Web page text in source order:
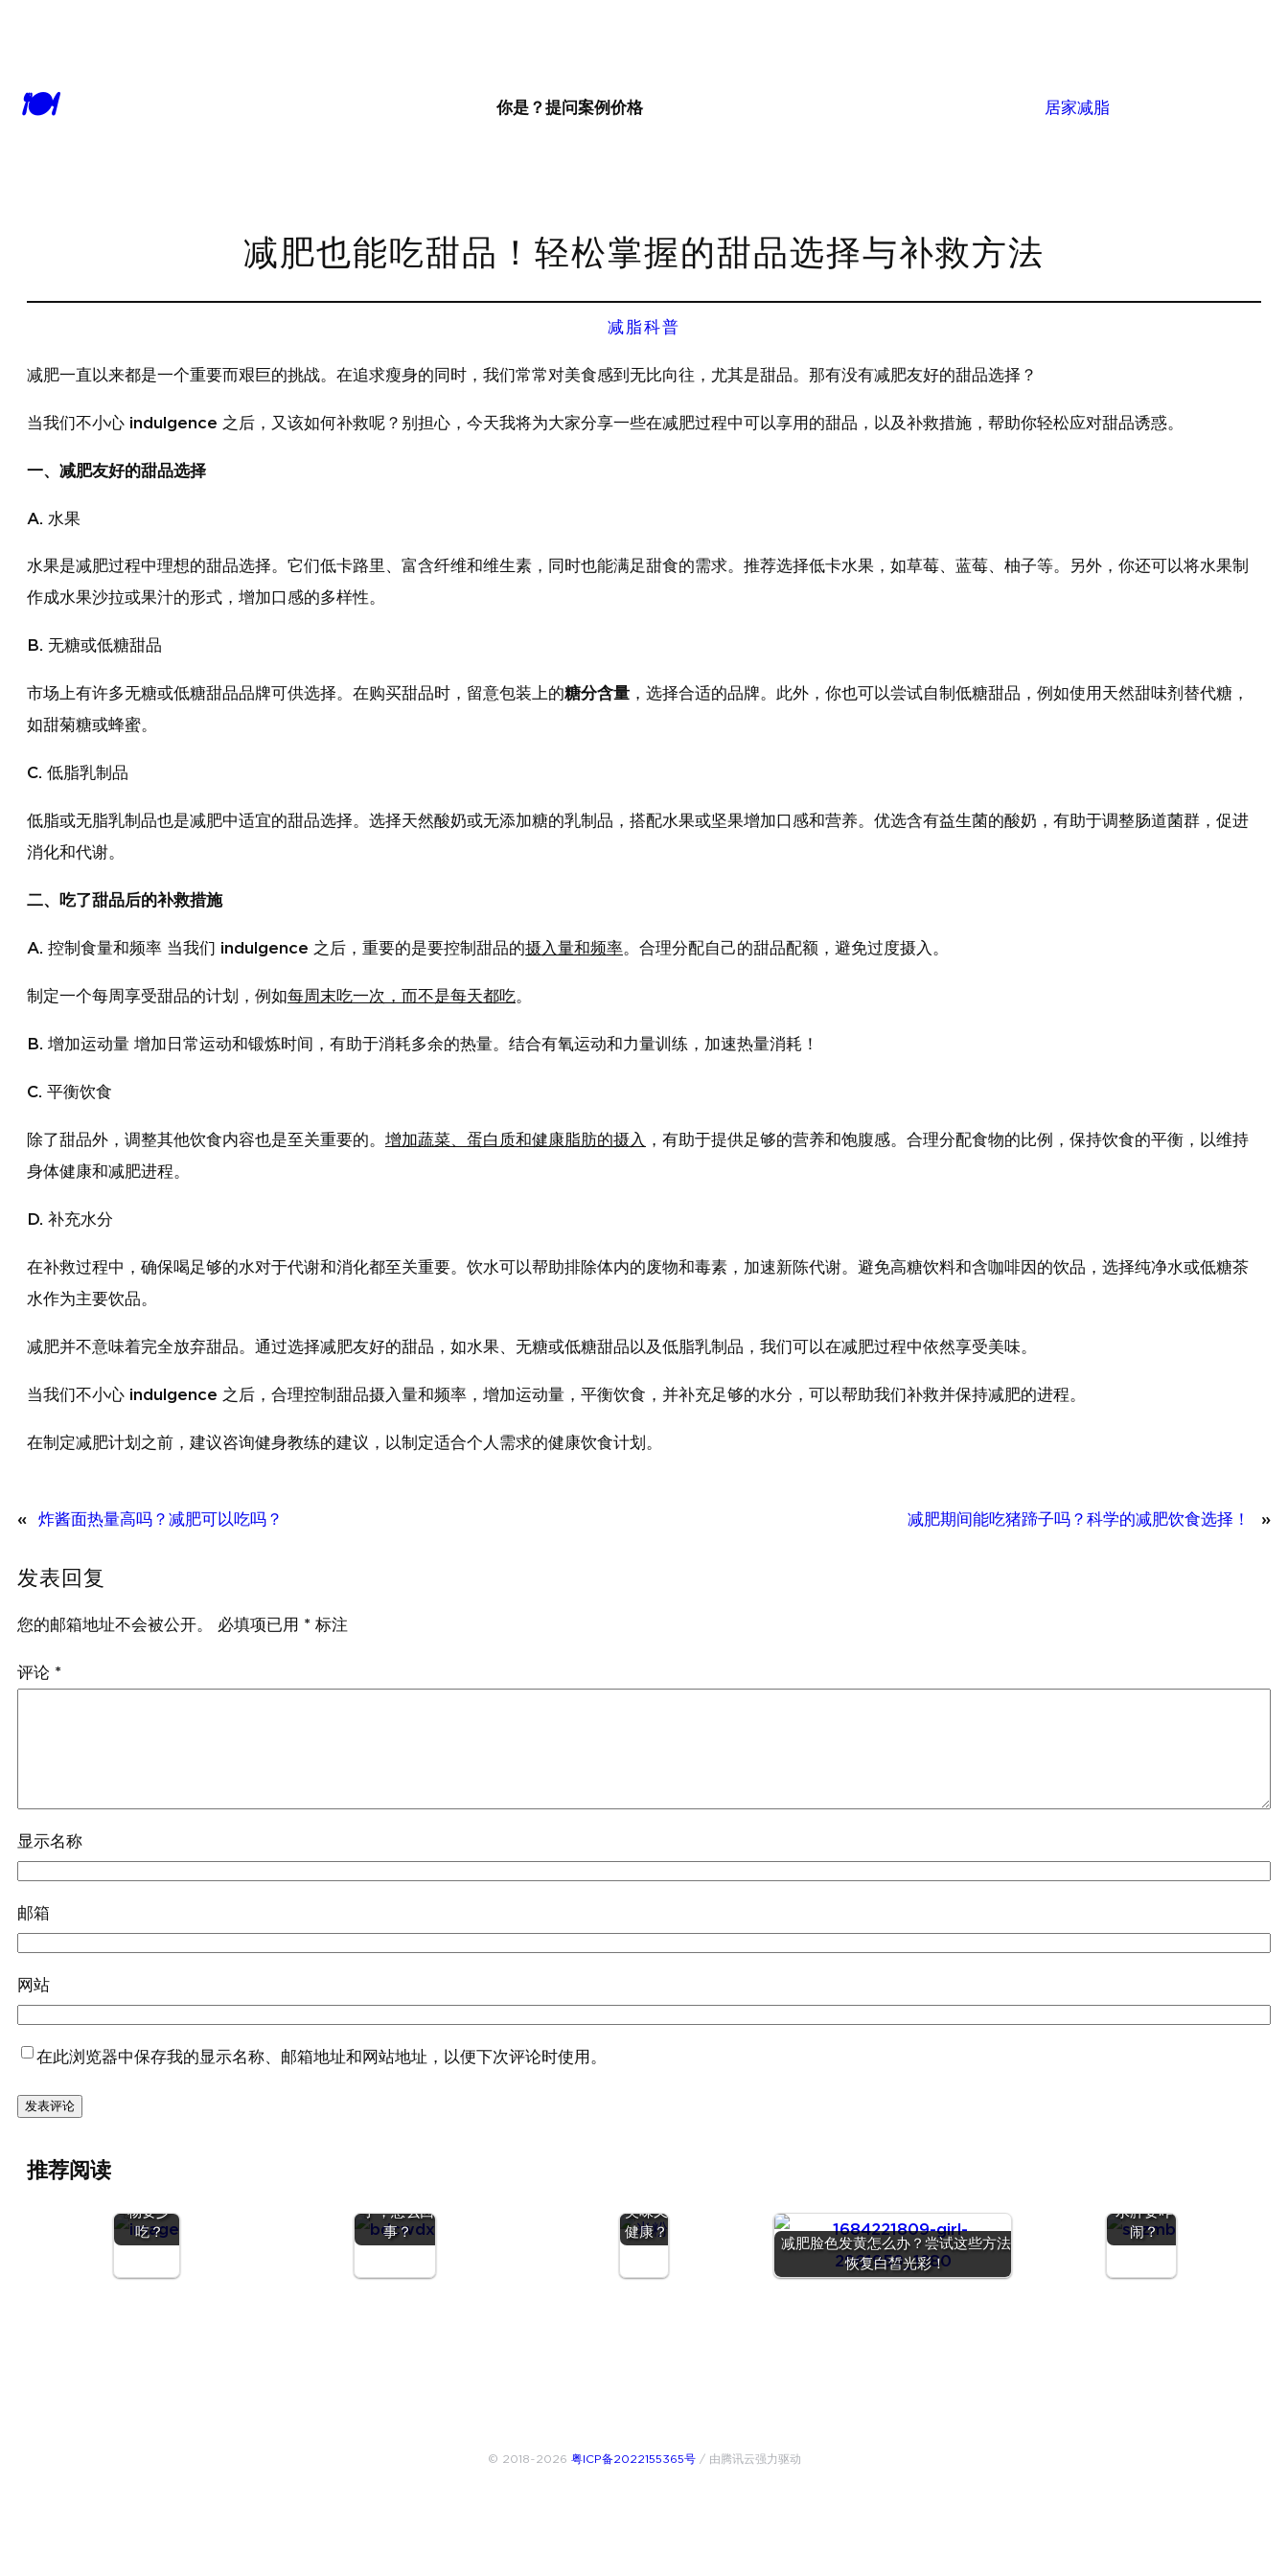
🍽 你是？ 提问案例价格 居家减脂
减肥也能吃甜品！轻松掌握的甜品选择与补救方法
减脂科普
减肥一直以来都是一个重要而艰巨的挑战。在追求瘦身的同时，我们常常对美食感到无比向往，尤其是甜品。那有没有减肥友好的甜品选择？
当我们不小心 indulgence 之后，又该如何补救呢？别担心，今天我将为大家分享一些在减肥过程中可以享用的甜品，以及补救措施，帮助你轻松应对甜品诱惑。
一、减肥友好的甜品选择
A. 水果
水果是减肥过程中理想的甜品选择。它们低卡路里、富含纤维和维生素，同时也能满足甜食的需求。推荐选择低卡水果，如草莓、蓝莓、柚子等。另外，你还可以将水果制
作成水果沙拉或果汁的形式，增加口感的多样性。
B. 无糖或低糖甜品
市场上有许多无糖或低糖甜品品牌可供选择。在购买甜品时，留意包装上的糖分含量 ，选择合适的品牌。此外，你也可以尝试自制低糖甜品，例如使用天然甜味剂替代糖，
如甜菊糖或蜂蜜。
C. 低脂乳制品
低脂或无脂乳制品也是减肥中适宜的甜品选择。选择天然酸奶或无添加糖的乳制品，搭配水果或坚果增加口感和营养。优选含有益生菌的酸奶，有助于调整肠道菌群，促进
消化和代谢。
二、吃了甜品后的补救措施
A. 控制食量和频率 当我们 indulgence 之后，重要的是要控制甜品的摄入量和频率。合理分配自己的甜品配额，避免过度摄入。
制定一个每周享受甜品的计划，例如每周末吃一次，而不是每天都吃。
B. 增加运动量 增加日常运动和锻炼时间，有助于消耗多余的热量。结合有氧运动和力量训练，加速热量消耗！
C. 平衡饮食
除了甜品外，调整其他饮食内容也是至关重要的。 增加蔬菜、蛋白质和健康脂肪的摄入
，有助于提供足够的营养和饱腹感。合理分配食物的比例，保持饮食的平衡，以维持
身体健康和减肥进程。
D. 补充水分
在补救过程中，确保喝足够的水对于代谢和消化都至关重要。饮水可以帮助排除体内的废物和毒素，加速新陈代谢。避免高糖饮料和含咖啡因的饮品，选择纯净水或低糖茶
水作为主要饮品。
减肥并不意味着完全放弃甜品。通过选择减肥友好的甜品，如水果、无糖或低糖甜品以及低脂乳制品，我们可以在减肥过程中依然享受美味。
当我们不小心 indulgence 之后，合理控制甜品摄入量和频率，增加运动量，平衡饮食，并补充足够的水分，可以帮助我们补救并保持减肥的进程。
在制定减肥计划之前，建议咨询健身教练的建议，以制定适合个人需求的健康饮食计划。
« 炸酱面热量高吗？减肥可以吃吗？ 减肥期间能吃猪蹄子吗？科学的减肥饮食选择！ »
发表回复
您的邮箱地址不会被公开。 必填项已用 * 标注
评论 *
显示名称
邮箱
网站
在此浏览器中保存我的显示名称、邮箱地址和网站地址，以便下次评论时使用。
推荐阅读
物要少
吃？
了，怎么回
事？
美味又
健康？
减肥脸色发黄怎么办？尝试这些方法
恢复白皙光彩！
水肿要咋
闹？
© 2018~2026 粤ICP备2022155365号/ 由腾讯云强力驱动